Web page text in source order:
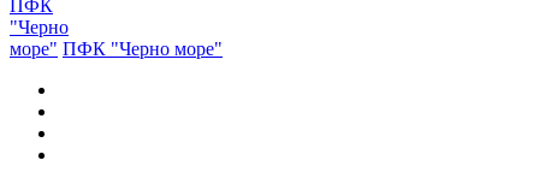
ПФК "Черно море"